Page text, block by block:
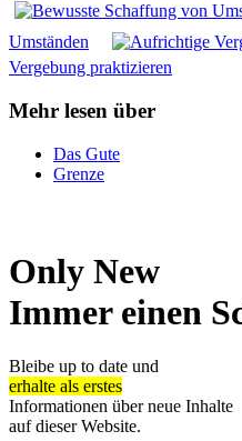
Umstän­den
Ver­ge­bung prak­ti­zie­ren
Mehr lesen über
Das Gute
Grenze
Only New
Immer einen
Bleibe up to date und
erhalte als erstes
Informationen über neue Inhalte
auf dieser Website.